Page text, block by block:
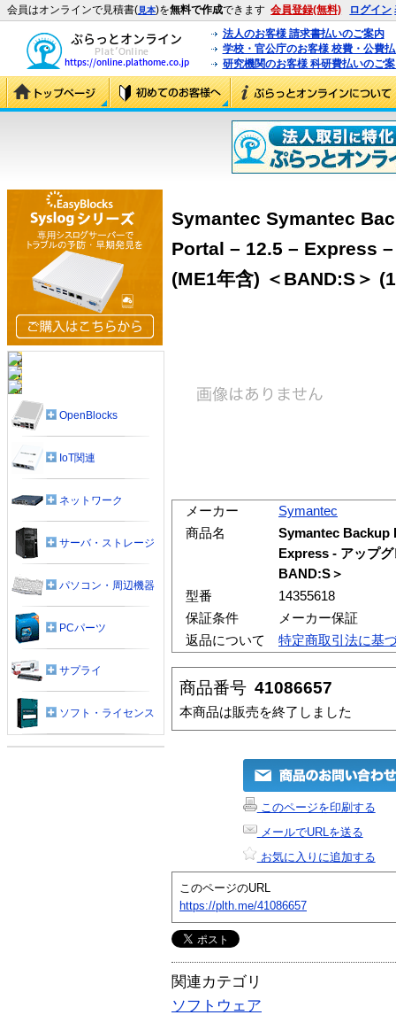
会員はオンラインで見積書(見本)を無料で作成できます 会員登録(無料) ログイン
法人のお客様 請求書払いのご案内
学校・官公庁のお客様 校費・公費
研究機関のお客様 科研費払いのご
Symantec Symantec
Portal – 12.5 – Express
(ME1年含) ＜BAND:S＞
メーカー
Symantec
商品名
Symantec Backup
Express - アップ
BAND:S＞
型番
14355618
保証条件
メーカー保証
返品について
特定商取引法に基
商品番号 41086657
本商品は販売を終了しました
このページを印刷する
メールでURLを送る
お気に入りに追加する
このページのURL
https://plth.me/41086657
関連カテゴリ
ソフトウェア
OpenBlocks
IoT関連
ネットワーク
サーバ・ストレージ
パソコン・周辺機器
PCパーツ
サプライ
ソフト・ライセンス